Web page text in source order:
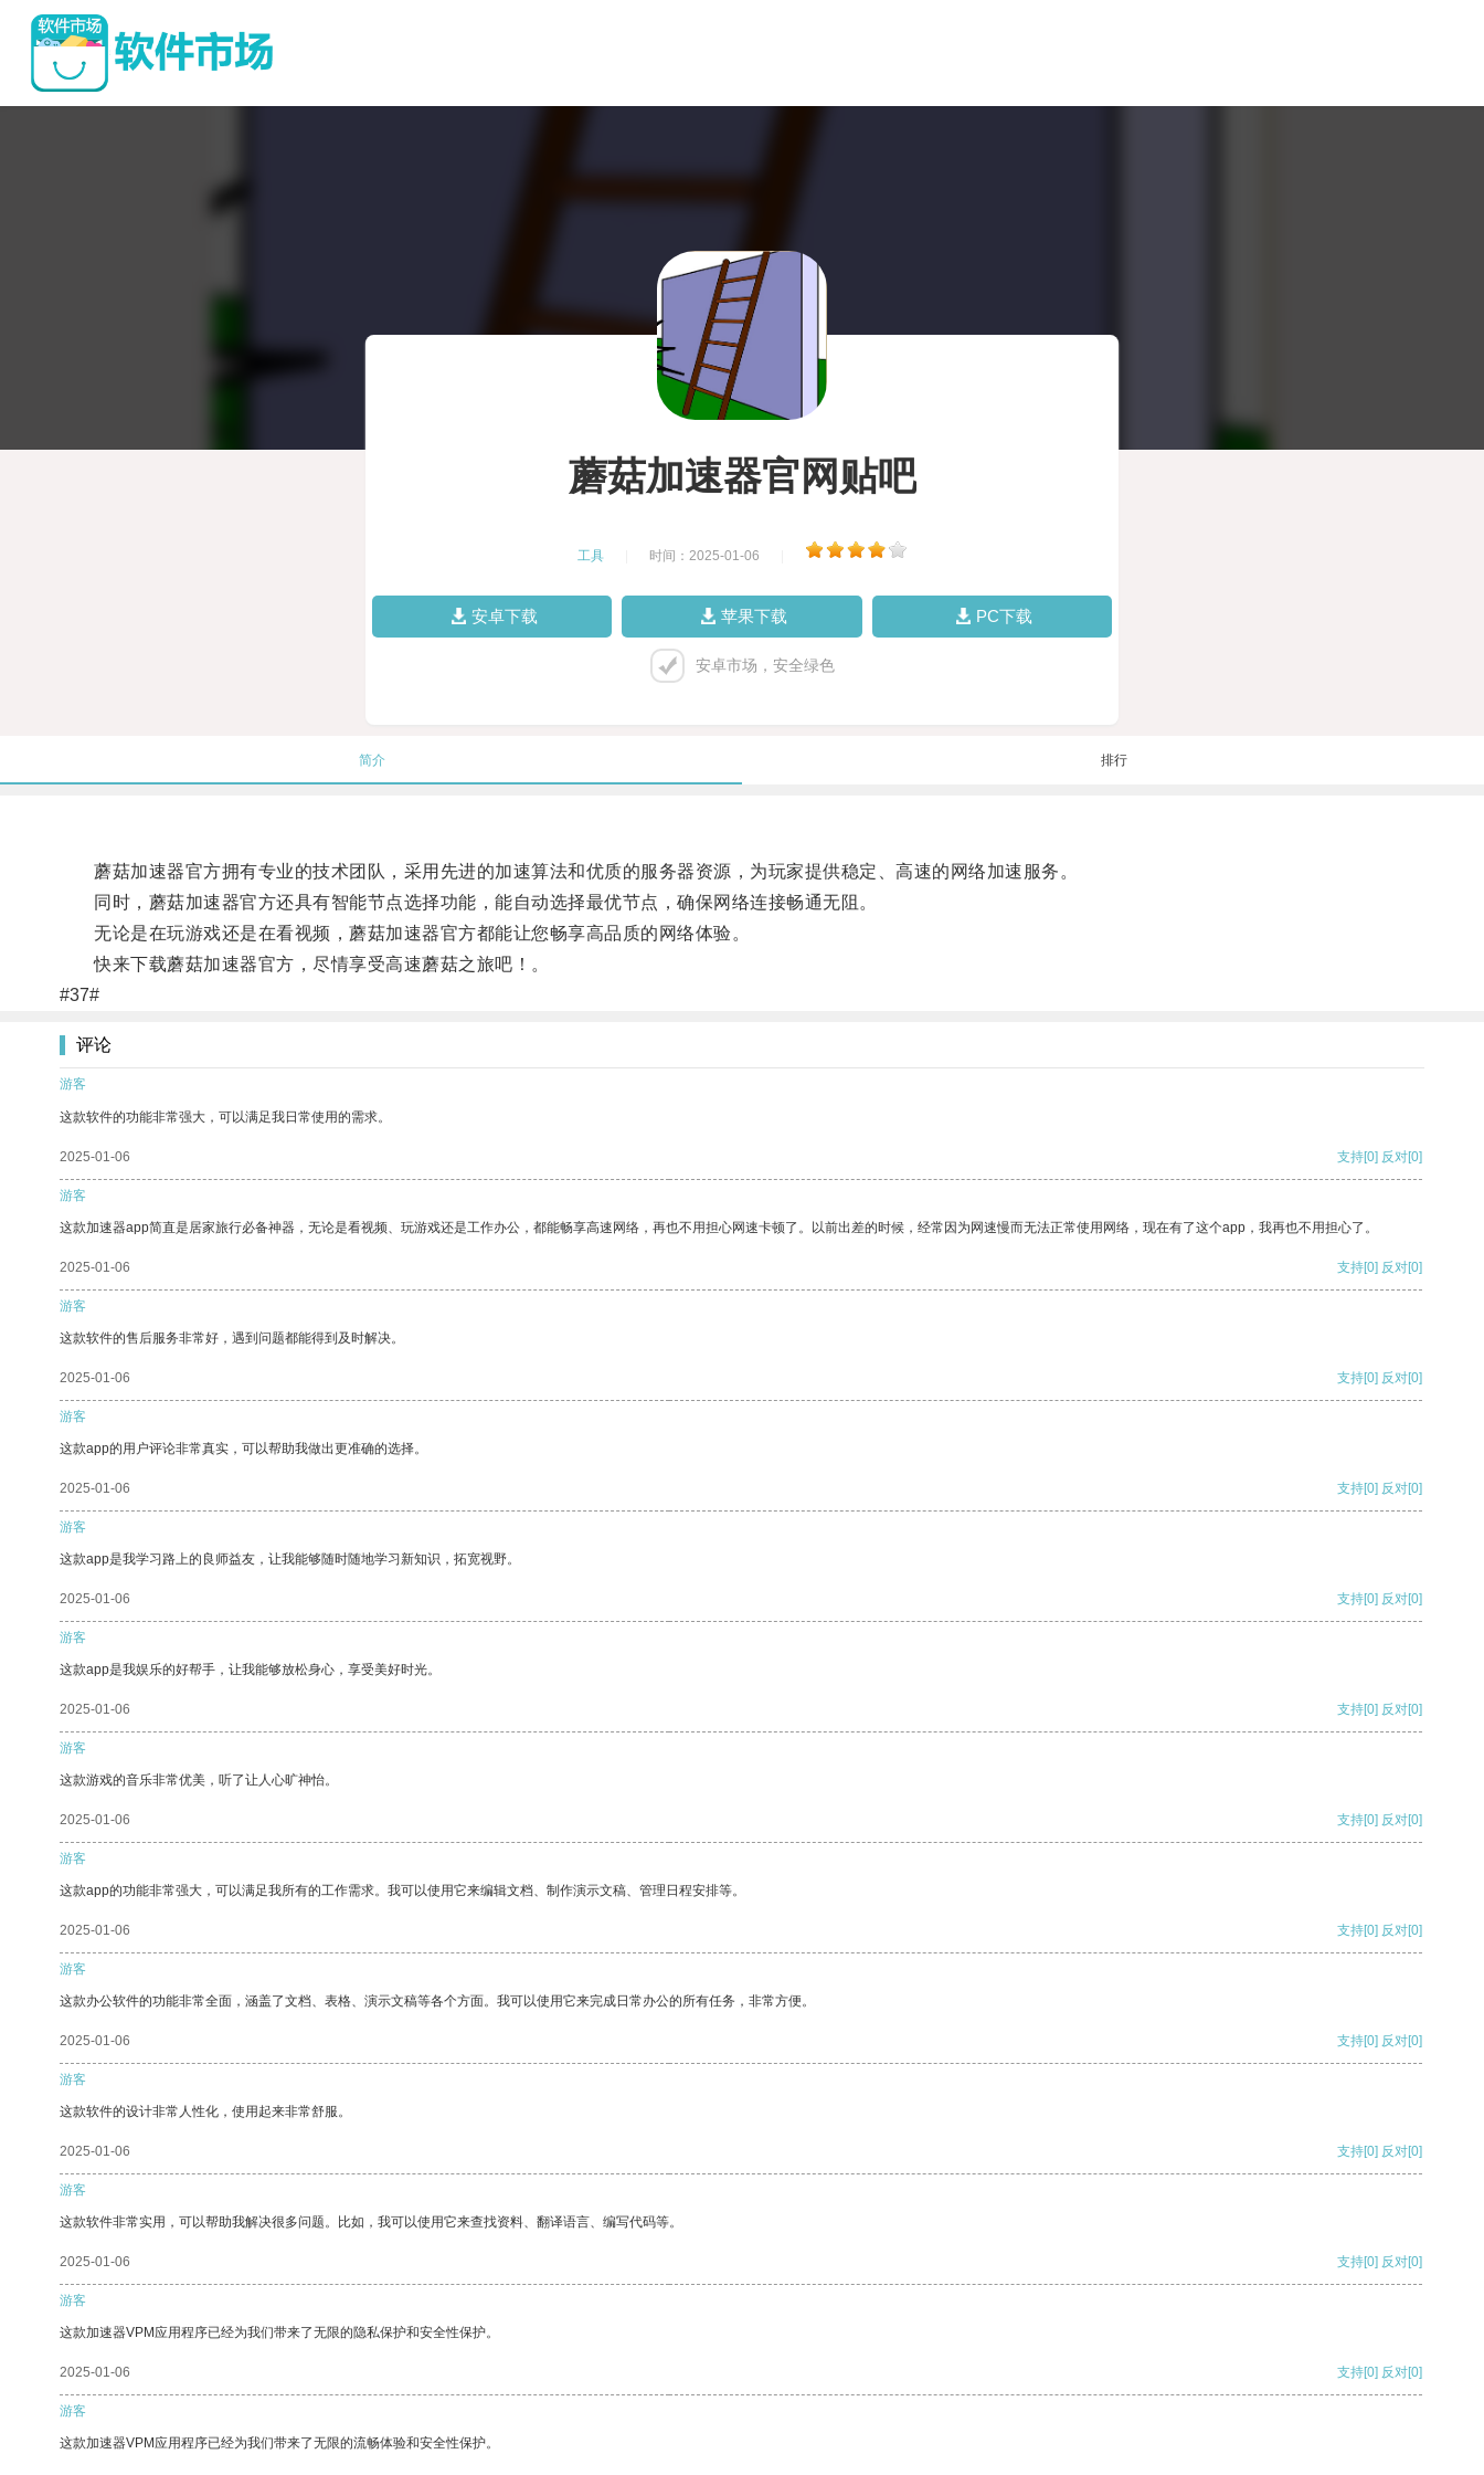
蘑菇加速器官网贴吧
工具 时间：2025-01-06
安卓下载 苹果下载 PC下载
安卓市场，安全绿色
简介 排行
蘑菇加速器官方拥有专业的技术团队，采用先进的加速算法和优质的服务器资源，为玩家提供稳定、高速的网络加速服务。
同时，蘑菇加速器官方还具有智能节点选择功能，能自动选择最优节点，确保网络连接畅通无阻。
无论是在玩游戏还是在看视频，蘑菇加速器官方都能让您畅享高品质的网络体验。
快来下载蘑菇加速器官方，尽情享受高速蘑菇之旅吧！。
#37#
评论
游客
这款软件的功能非常强大，可以满足我日常使用的需求。
2025-01-06 支持[0] 反对[0]
游客
这款加速器app简直是居家旅行必备神器，无论是看视频、玩游戏还是工作办公，都能畅享高速网络，再也不用担心网速卡顿了。以前出差的时候，经常因为网速慢而无法正常使用网络，现在有了这个app，我再也不用担心了。
2025-01-06 支持[0] 反对[0]
游客
这款软件的售后服务非常好，遇到问题都能得到及时解决。
2025-01-06 支持[0] 反对[0]
游客
这款app的用户评论非常真实，可以帮助我做出更准确的选择。
2025-01-06 支持[0] 反对[0]
游客
这款app是我学习路上的良师益友，让我能够随时随地学习新知识，拓宽视野。
2025-01-06 支持[0] 反对[0]
游客
这款app是我娱乐的好帮手，让我能够放松身心，享受美好时光。
2025-01-06 支持[0] 反对[0]
游客
这款游戏的音乐非常优美，听了让人心旷神怡。
2025-01-06 支持[0] 反对[0]
游客
这款app的功能非常强大，可以满足我所有的工作需求。我可以使用它来编辑文档、制作演示文稿、管理日程安排等。
2025-01-06 支持[0] 反对[0]
游客
这款办公软件的功能非常全面，涵盖了文档、表格、演示文稿等各个方面。我可以使用它来完成日常办公的所有任务，非常方便。
2025-01-06 支持[0] 反对[0]
游客
这款软件的设计非常人性化，使用起来非常舒服。
2025-01-06 支持[0] 反对[0]
游客
这款软件非常实用，可以帮助我解决很多问题。比如，我可以使用它来查找资料、翻译语言、编写代码等。
2025-01-06 支持[0] 反对[0]
游客
这款加速器VPM应用程序已经为我们带来了无限的隐私保护和安全性保护。
2025-01-06 支持[0] 反对[0]
游客
这款加速器VPM应用程序已经为我们带来了无限的流畅体验和安全性保护。